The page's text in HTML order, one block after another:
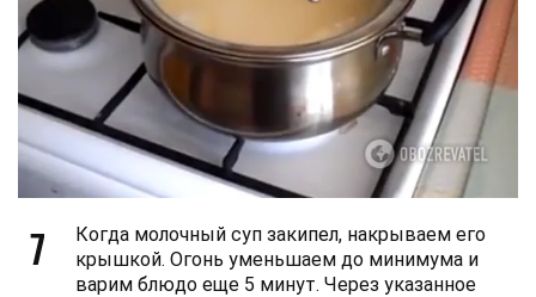
7
Когда молочный суп закипел, накрываем его
крышкой. Огонь уменьшаем до минимума и
варим блюдо еще 5 минут. Через указанное